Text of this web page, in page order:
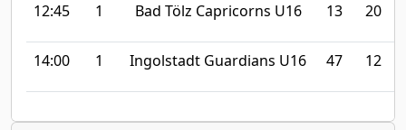
12:45 1 Bad Tölz Capricorns U16 13 20
14:00 1 Ingolstadt Guardians U16 47 12